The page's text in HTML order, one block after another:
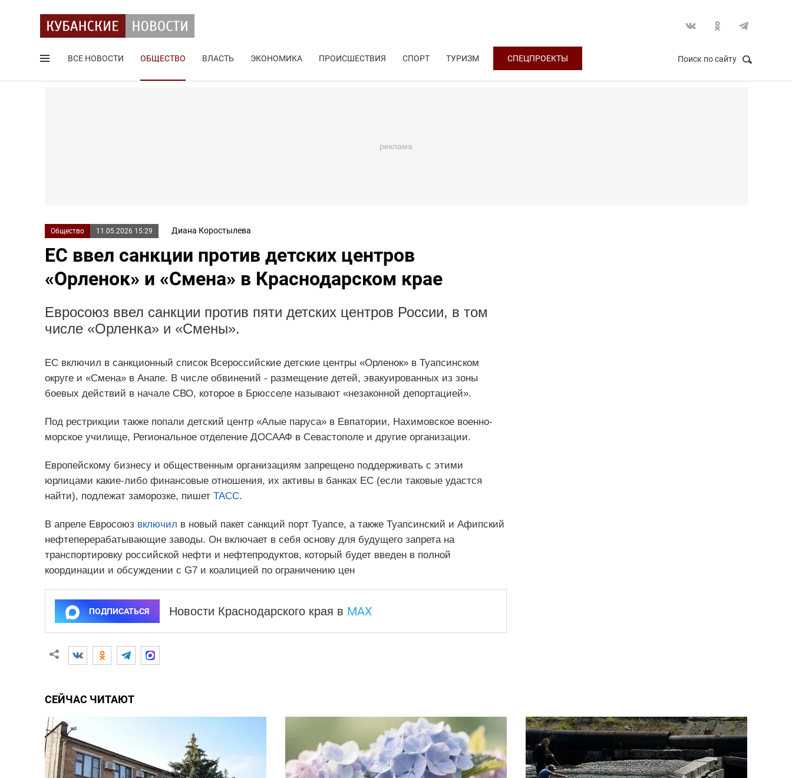
ВСЕ НОВОСТИ ОБЩЕСТВО ВЛАСТЬ ЭКОНОМИКА ПРОИСШЕСТВИЯ СПОРТ ТУРИЗМ СПЕЦПРОЕКТЫ Поиск по сайту
Общество 11.05.2026 15:29 Диана Коростылева
ЕС ввел санкции против детских центров
«Орленок» и «Смена» в Краснодарском крае
Евросоюз ввел санкции против пяти детских центров России, в том
числе «Орленка» и «Смены».
ЕС включил в санкционный список Всероссийские детские центры «Орленок» в Туапсинском
округе и «Смена» в Анапе. В числе обвинений - размещение детей, эвакуированных из зоны
боевых действий в начале СВО, которое в Брюсселе называют «незаконной депортацией».
Под рестрикции также попали детский центр «Алые паруса» в Евпатории, Нахимовское военно-
морское училище, Региональное отделение ДОСААФ в Севастополе и другие организации.
Европейскому бизнесу и общественным организациям запрещено поддерживать с этими
юрлицами какие-либо финансовые отношения, их активы в банках ЕС (если таковые удастся
найти), подлежат заморозке, пишет ТАСС.
В апреле Евросоюз включил в новый пакет санкций порт Туапсе, а также Туапсинский и Афипский
нефтеперерабатывающие заводы. Он включает в себя основу для будущего запрета на
транспортировку российской нефти и нефтепродуктов, который будет введен в полной
координации и обсуждении с G7 и коалицией по ограничению цен
ПОДПИСАТЬСЯ Новости Краснодарского края в MAX
СЕЙЧАС ЧИТАЮТ